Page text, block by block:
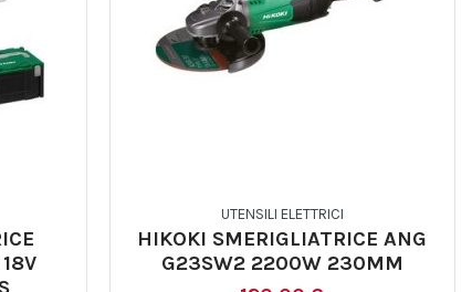
UTENSILI ELETTRICI
HIKOKI SMERIGLIATRICE ANG
G23SW2 2200W 230MM